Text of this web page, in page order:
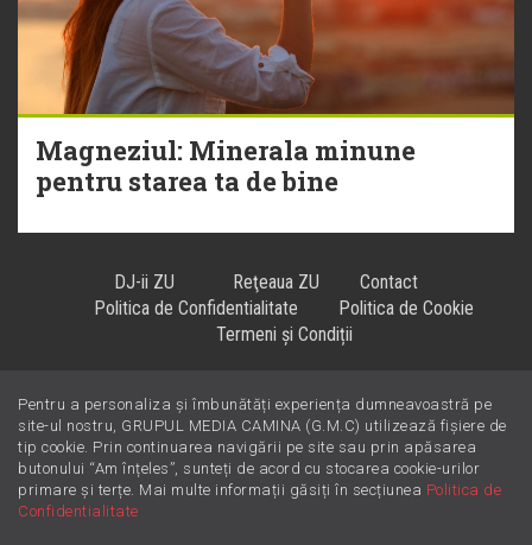
Magneziul: Minerala minune
pentru starea ta de bine
DJ-ii ZU Reţeaua ZU
Contact
Politica de Confidentialitate
Politica de Cookie
Termeni și Condiții
Hiturile se ascultă la !
Pentru a personaliza și îmbunătăți experiența dumneavoastră pe
site-ul nostru, GRUPUL MEDIA CAMINA (G.M.C) utilizează fișiere de
tip cookie. Prin continuarea navigării pe site sau prin apăsarea
butonului “Am înțeles”, sunteți de acord cu stocarea cookie-urilor
primare și terțe. Mai multe informații găsiți în secțiunea Politica de
Confidentialitate